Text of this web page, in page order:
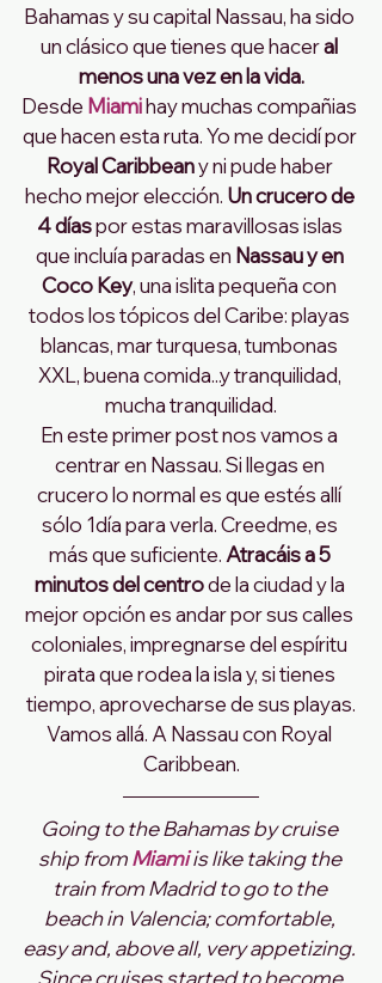
Bahamas y su capital Nassau, ha sido
un clásico que tienes que hacer al
menos una vez en la vida.
Desde Miami hay muchas compañias
que hacen esta ruta. Yo me decidí por
Royal Caribbean y ni pude haber
hecho mejor elección. Un crucero de
4 días por estas maravillosas islas
que incluía paradas en Nassau y en
Coco Key, una islita pequeña con
todos los tópicos del Caribe: playas
blancas, mar turquesa, tumbonas
XXL, buena comida...y tranquilidad,
mucha tranquilidad.
En este primer post nos vamos a
centrar en Nassau. Si llegas en
crucero lo normal es que estés allí
sólo 1día para verla. Creedme, es
más que suficiente. Atracáis a 5
minutos del centro de la ciudad y la
mejor opción es andar por sus calles
coloniales, impregnarse del espíritu
pirata que rodea la isla y, si tienes
tiempo, aprovecharse de sus playas.
Vamos allá. A Nassau con Royal
Caribbean.
Going to the Bahamas by cruise
ship from Miami is like taking the
train from Madrid to go to the
beach in Valencia; comfortable,
easy and, above all, very appetizing.
Since cruises started to become